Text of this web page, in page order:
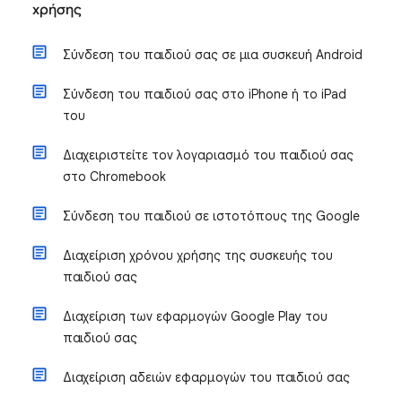
χρήσης
Σύνδεση του παιδιού σας σε μια συσκευή Android
Σύνδεση του παιδιού σας στο iPhone ή το iPad
του
Διαχειριστείτε τον λογαριασμό του παιδιού σας
στο Chromebook
Σύνδεση του παιδιού σε ιστοτόπους της Google
Διαχείριση χρόνου χρήσης της συσκευής του
παιδιού σας
Διαχείριση των εφαρμογών Google Play του
παιδιού σας
Διαχείριση αδειών εφαρμογών του παιδιού σας